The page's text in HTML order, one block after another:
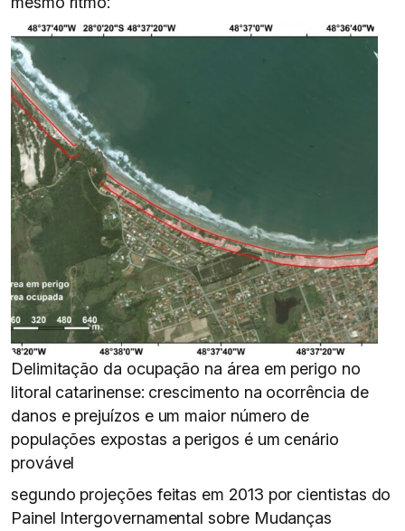
Delimitação da ocupação na área em perigo no
litoral catarinense: crescimento na ocorrência de
danos e prejuízos e um maior número de
populações expostas a perigos é um cenário
provável
segundo projeções feitas em 2013 por cientistas do
Painel Intergovernamental sobre Mudanças